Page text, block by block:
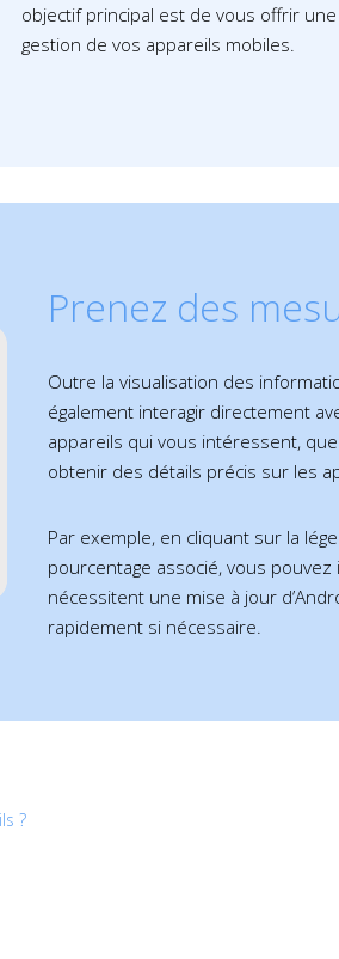
objectif principal est de vous offrir
gestion de vos appareils mobiles.
Prenez des
Outre la visualisation des
également interagir directement
appareils qui vous intéressent,
obtenir des détails précis sur les
Par exemple, en cliquant sur la
pourcentage associé, vous
nécessitent une mise à jour
rapidement si nécessaire.
?